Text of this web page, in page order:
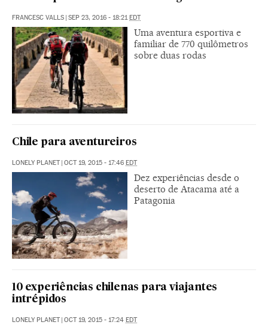
FRANCESC VALLS | SEP 23, 2016 - 18:21EDT
Uma aventura esportiva e
familiar de 770 quilômetros
sobre duas rodas
Chile para aventureiros
LONELY PLANET | OCT 19, 2015 - 17:46 EDT
Dez experiências desde o
deserto de Atacama até a
Patagonia
10 experiências chilenas para viajantes
intrépidos
LONELY PLANET | OCT 19, 2015 - 17:24 EDT